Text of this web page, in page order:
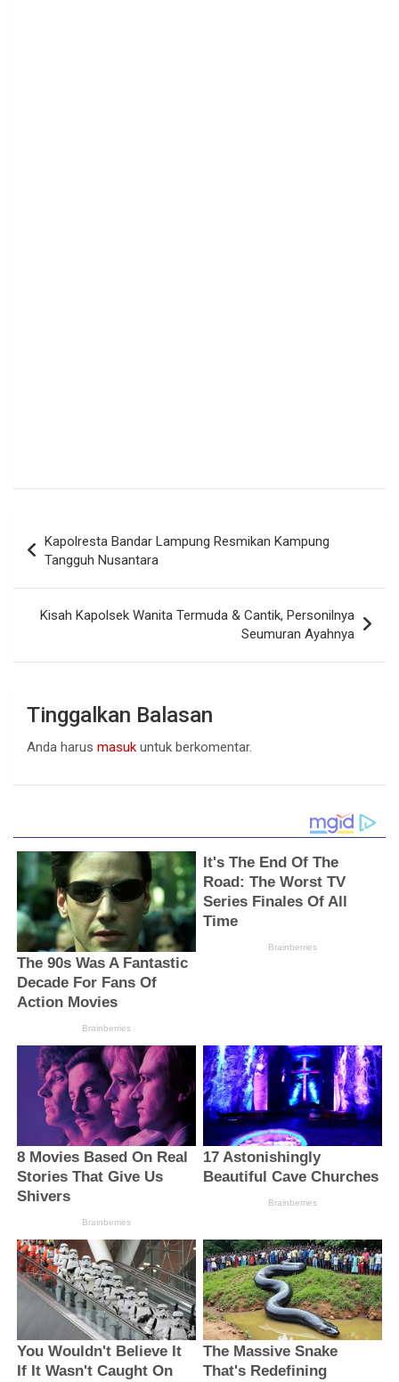
pos
Kapolresta Bandar Lampung Resmikan Kampung
Tangguh Nusantara
Kisah Kapolsek Wanita Termuda & Cantik, Personilnya
Seumuran Ayahnya
Tinggalkan Balasan
Anda harus masuk untuk berkomentar.